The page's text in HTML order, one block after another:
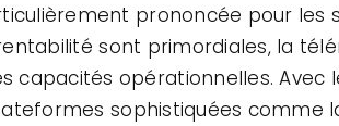
prononcée pour les
sont primordiales, la
capacités opérationnelles. Avec
sophistiquées comme